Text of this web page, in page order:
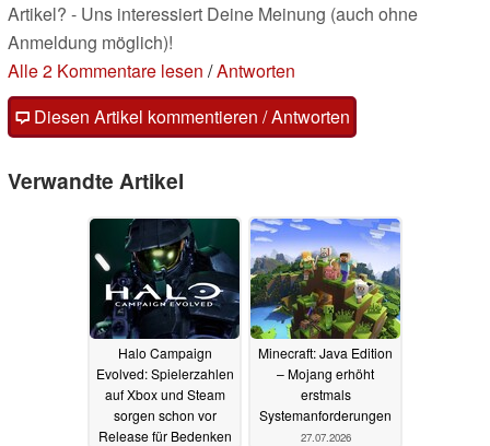
Artikel? - Uns interessiert Deine Meinung (auch ohne
Anmeldung möglich)!
Alle 2 Kommentare lesen /Antworten
Diesen Artikel kommentieren / Antworten
Verwandte Artikel
Halo Campaign
Evolved: Spielerzahlen
auf Xbox und Steam
sorgen schon vor
Release für Bedenken
Minecraft: Java Edition
– Mojang erhöht
erstmals
Systemanforderungen
27.07.2026